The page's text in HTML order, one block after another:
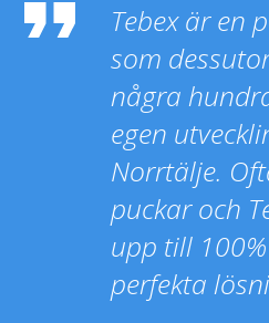
Tebex är en
som
några
egen
Norrtälje.
puckar och
upp till
perfekta